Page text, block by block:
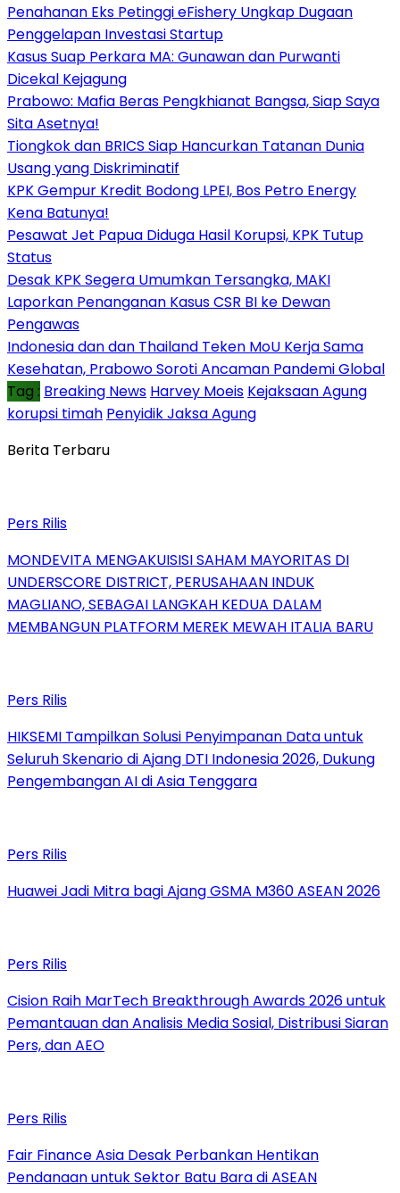
Penahanan Eks Petinggi eFishery Ungkap Dugaan
Penggelapan Investasi Startup
Kasus Suap Perkara MA: Gunawan dan Purwanti
Dicekal Kejagung
Prabowo: Mafia Beras Pengkhianat Bangsa, Siap Saya
Sita Asetnya!
Tiongkok dan BRICS Siap Hancurkan Tatanan Dunia
Usang yang Diskriminatif
KPK Gempur Kredit Bodong LPEI, Bos Petro Energy
Kena Batunya!
Pesawat Jet Papua Diduga Hasil Korupsi, KPK Tutup
Status
Desak KPK Segera Umumkan Tersangka, MAKI
Laporkan Penanganan Kasus CSR BI ke Dewan
Pengawas
Indonesia dan dan Thailand Teken MoU Kerja Sama
Kesehatan, Prabowo Soroti Ancaman Pandemi Global
Tag : Breaking News Harvey Moeis Kejaksaan Agung
korupsi timah Penyidik Jaksa Agung
Berita Terbaru
Pers Rilis
MONDEVITA MENGAKUISISI SAHAM MAYORITAS DI
UNDERSCORE DISTRICT, PERUSAHAAN INDUK
MAGLIANO, SEBAGAI LANGKAH KEDUA DALAM
MEMBANGUN PLATFORM MEREK MEWAH ITALIA BARU
Pers Rilis
HIKSEMI Tampilkan Solusi Penyimpanan Data untuk
Seluruh Skenario di Ajang DTI Indonesia 2026, Dukung
Pengembangan AI di Asia Tenggara
Pers Rilis
Huawei Jadi Mitra bagi Ajang GSMA M360 ASEAN 2026
Pers Rilis
Cision Raih MarTech Breakthrough Awards 2026 untuk
Pemantauan dan Analisis Media Sosial, Distribusi Siaran
Pers, dan AEO
Pers Rilis
Fair Finance Asia Desak Perbankan Hentikan
Pendanaan untuk Sektor Batu Bara di ASEAN